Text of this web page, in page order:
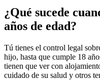
¿Qué sucede
años de edad?
Tú tienes el control legal
hijo, hasta que cumple 18
tienen que ver con
cuidado de su salud y otros